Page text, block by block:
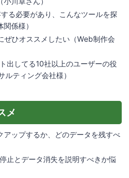
る必要があり、こんなツールを探
係様）
ぜひオススメしたい（Web制作会
出してる10社以上のユーザーの役
ティング会社様）
メ
アップするか、どのデータを残すべ
止とデータ消失を説明すべきか悩